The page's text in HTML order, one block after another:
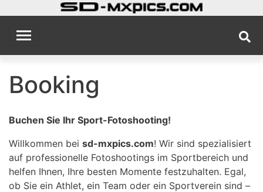
content
sd
Booking
Buchen Sie Ihr Sport-Fotoshooting!
Willkommen bei sd-mxpics.com! Wir sind spezialisiert
auf professionelle Fotoshootings im Sportbereich und
helfen Ihnen, Ihre besten Momente festzuhalten. Egal,
ob Sie ein Athlet, ein Team oder ein Sportverein sind –